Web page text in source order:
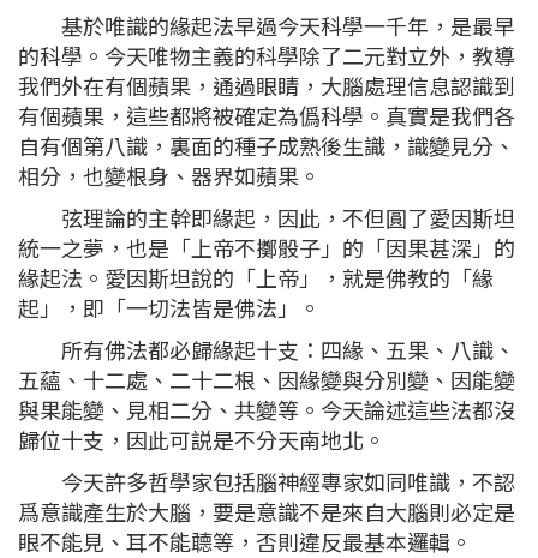
基於唯識的緣起法早過今天科學一千年，是最早
的科學。今天唯物主義的科學除了二元對立外，教導
我們外在有個蘋果，通過眼睛，大腦處理信息認識到
有個蘋果，這些都將被確定為僞科學。真實是我們各
自有個第八識，裏面的種子成熟後生識，識變見分、
相分，也變根身、器界如蘋果。
弦理論的主幹即緣起，因此，不但圓了愛因斯坦
統一之夢，也是「上帝不擲骰子」的「因果甚深」的
緣起法。愛因斯坦說的「上帝」，就是佛教的「緣
起」，即「一切法皆是佛法」。
所有佛法都必歸緣起十支：四緣、五果、八識、
五蘊、十二處、二十二根、因緣變與分別變、因能變
與果能變、見相二分、共變等。今天論述這些法都沒
歸位十支，因此可説是不分天南地北。
今天許多哲學家包括腦神經專家如同唯識，不認
爲意識產生於大腦，要是意識不是來自大腦則必定是
眼不能見、耳不能聼等，否則違反最基本邏輯。